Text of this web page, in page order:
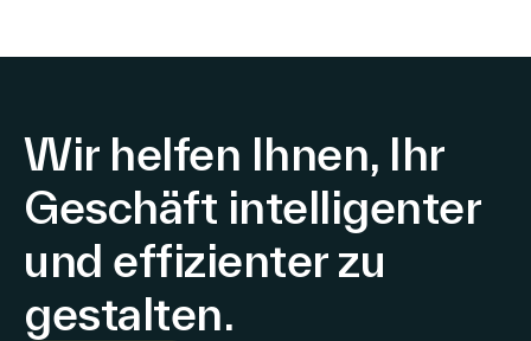
Wir helfen Ihnen, Ihr
Geschäft intelligenter
und effizienter zu
gestalten.